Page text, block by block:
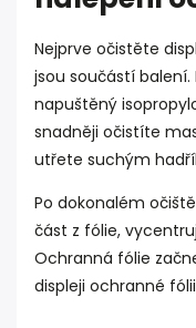
Nejprve očistěte
jsou součástí balení.
napuštěný
snadněji očistíte
utřete suchým
Po dokonalém
část z fólie,
Ochranná fólie
displeji ochranné